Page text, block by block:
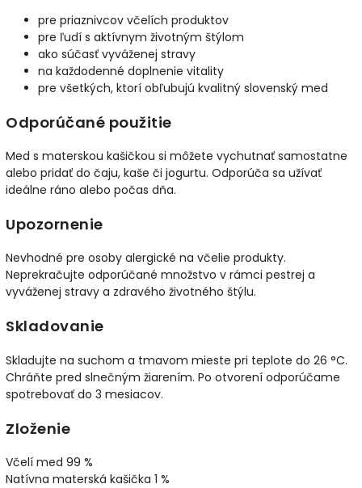
pre priaznivcov včelích produktov
pre ľudí s aktívnym životným štýlom
ako súčasť vyváženej stravy
na každodenné doplnenie vitality
pre všetkých, ktorí obľubujú kvalitný slovenský med
Odporúčané použitie
Med s materskou kašičkou si môžete vychutnať samostatne
alebo pridať do čaju, kaše či jogurtu. Odporúča sa užívať
ideálne ráno alebo počas dňa.
Upozornenie
Nevhodné pre osoby alergické na včelie produkty.
Neprekračujte odporúčané množstvo v rámci pestrej a
vyváženej stravy a zdravého životného štýlu.
Skladovanie
Skladujte na suchom a tmavom mieste pri teplote do 26 °C.
Chráňte pred slnečným žiarením. Po otvorení odporúčame
spotrebovať do 3 mesiacov.
Zloženie
Včelí med 99 %
Natívna materská kašička 1 %